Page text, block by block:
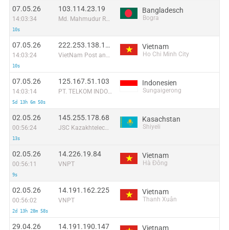
07.05.26
14:03:34
10s
103.114.23.19
Md. Mahmudur Rahman
Bangladesch
Bogra
07.05.26
14:03:24
10s
222.253.138.118
VietNam Post and Telecom Corporation
Vietnam
Ho Chi Minh City
07.05.26
14:03:14
5d 13h 6m 50s
125.167.51.103
PT. TELKOM INDONESIA
Indonesien
Sungaigerong
02.05.26
00:56:24
13s
145.255.178.68
JSC Kazakhtelecom
Kasachstan
Shiyeli
02.05.26
00:56:11
9s
14.226.19.84
VNPT
Vietnam
Hà Đông
02.05.26
00:56:02
2d 13h 28m 58s
14.191.162.225
VNPT
Vietnam
Thanh Xuân
29.04.26 14.191.190.147 Vietnam